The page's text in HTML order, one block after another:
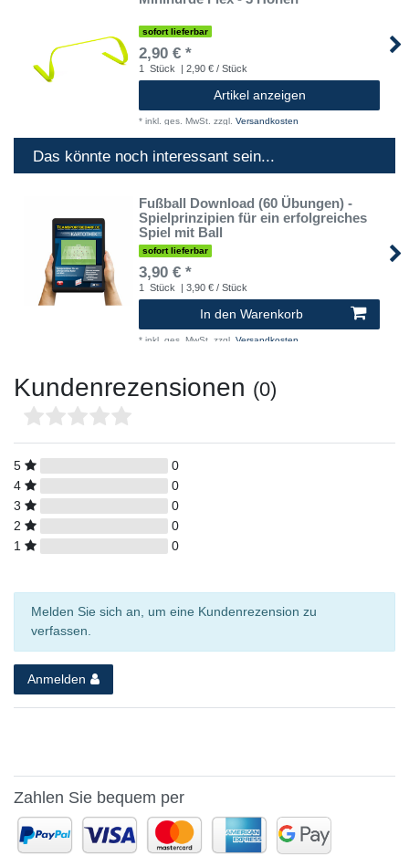
sofort lieferbar
2,90 € *
1 Stück | 2,90 € / Stück
Artikel anzeigen
* inkl. ges. MwSt. zzgl. Versandkosten
Das könnte noch interessant sein...
Fußball Download (60 Übungen) -
Spielprinzipien für ein erfolgreiches
Spiel mit Ball
sofort lieferbar
3,90 € *
1 Stück | 3,90 € / Stück
In den Warenkorb
* inkl. ges. MwSt. zzgl. Versandkosten
Kundenrezensionen (0)
5
0
4
0
3
0
2
0
1
0
Melden Sie sich an, um eine Kundenrezension zu
verfassen.
Anmelden
Zahlen Sie bequem per